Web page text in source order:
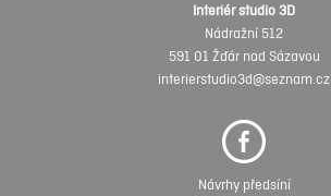
Interiér studio 3D
Nádražní 512
591 01 Žďár nad Sázavou
interierstudio3d@seznam.cz
Návrhy předsíní